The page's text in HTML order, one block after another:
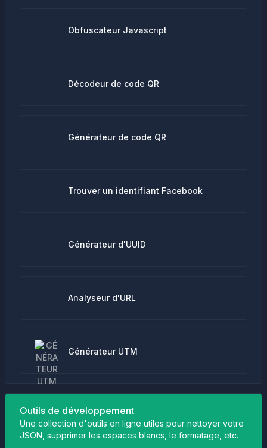
Obfuscateur Javascript
Décodeur de code QR
Générateur de code QR
Trouver un identifiant Facebook
Générateur d'UUID
Analyseur d'URL
Générateur UTM
Outils de développement
Une collection d'outils en ligne utiles pour nettoyer votre
JSON, supprimer les espaces blancs, le formatage, etc.